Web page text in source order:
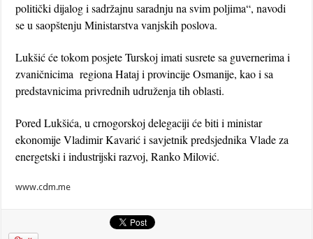
politički dijalog i sadržajnu saradnju na svim poljima“, navodi
se u saopštenju Ministarstva vanjskih poslova.
Lukšić će tokom posjete Turskoj imati susrete sa guvernerima i
zvaničnicima regiona Hataj i provincije Osmanije, kao i sa
predstavnicima privrednih udruženja tih oblasti.
Pored Lukšića, u crnogorskoj delegaciji će biti i ministar
ekonomije Vladimir Kavarić i savjetnik predsjednika Vlade za
energetski i industrijski razvoj, Ranko Milović.
www.cdm.me